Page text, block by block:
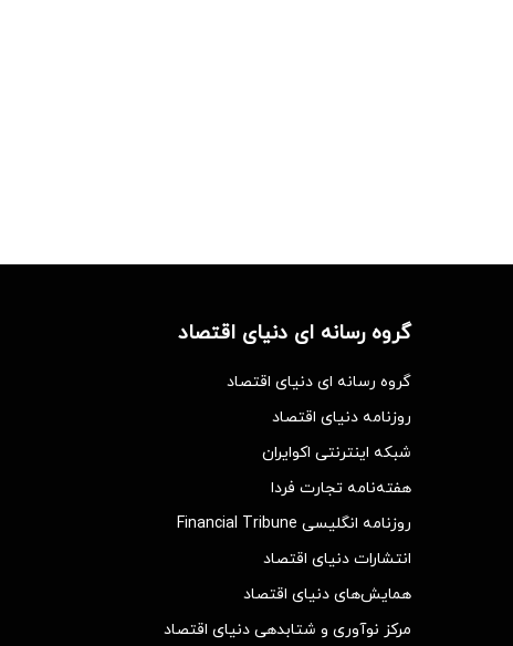
گروه رسانه ای دنیای اقتصاد
گروه رسانه ای دنیای اقتصاد
روزنامه دنیای اقتصاد
شبکه اینترنتی اکوایران
هفته‌نامه تجارت فردا
روزنامه انگلیسی Financial Tribune
انتشارات دنیای اقتصاد
همایش‌های دنیای اقتصاد
مرکز نوآوری و شتابدهی دنیای اقتصاد